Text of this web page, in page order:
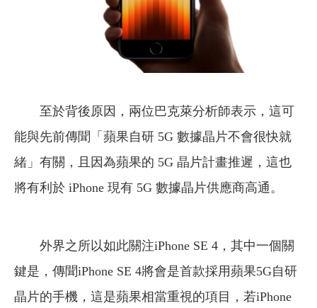
至於背後原因，兩位巴克萊分析師表示，這可
能與先前傳聞「蘋果自研 5G 數據晶片不會很快就
緒」有關，且因為蘋果的 5G 晶片計畫推遲，這也
將有利於 iPhone 現有 5G 數據晶片供應商高通。
外界之所以如此關注iPhone SE 4，其中一個關
鍵是，傳聞iPhone SE 4將會是首款採用蘋果5G自研
晶片的手機，這是蘋果相當重視的項目，若iPhone